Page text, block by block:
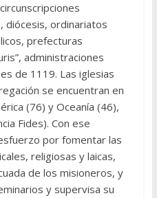
diócesis, ordinariatos
prefecturas
administraciones
de 1119. Las iglesias
se encuentran en
(76) y Oceanía (46),
Fides). Con ese
por fomentar las
religiosas y laicas,
de los misioneros, y
y supervisa su